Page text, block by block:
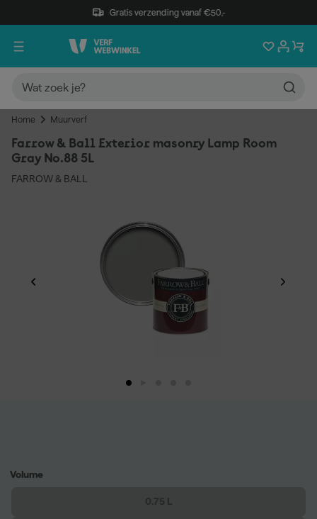
Gratis verzending vanaf €50,-
Home Muurverf
Farrow & Ball Exterior masonry Lamp Room
Gray No.88 5L
FARROW & BALL
Volume